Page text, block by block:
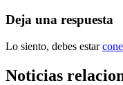
Deja una respuesta
Lo siento, debes estar
Noticias